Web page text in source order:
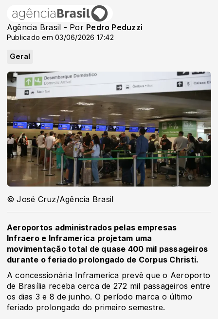
Agência Brasil - Por Pedro Peduzzi
Publicado em 03/06/2026 17:42
Geral
© José Cruz/Agência Brasil
Aeroportos administrados pelas empresas
Infraero e Inframerica projetam uma
movimentação total de quase 400 mil passageiros
durante o feriado prolongado de Corpus Christi.
A concessionária Inframerica prevê que o Aeroporto
de Brasília receba cerca de 272 mil passageiros entre
os dias 3 e 8 de junho. O período marca o último
feriado prolongado do primeiro semestre.